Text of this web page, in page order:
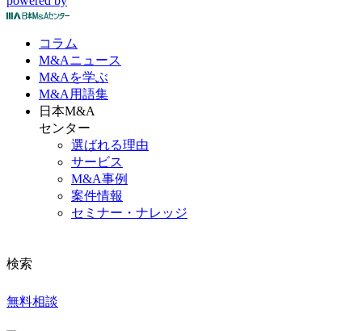
コラム
M&Aニュース
M&Aを学ぶ
M&A 用語集
日本M&A
センター
選ばれる理由
サービス
M&A事例
案件情報
セミナー・ナレッジ
検索
無料相談